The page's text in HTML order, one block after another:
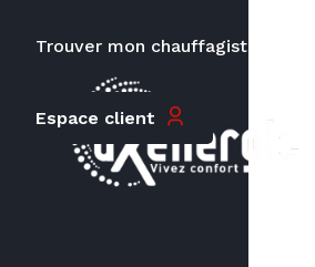
Trouver mon chauffagiste
Espace client